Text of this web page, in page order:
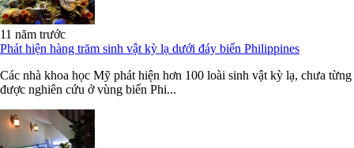
11 năm trước
Phát hiện hàng trăm sinh vật kỳ lạ dưới đáy biển Philippines
Các nhà khoa học Mỹ phát hiện hơn 100 loài sinh vật kỳ lạ, chưa từng
được nghiên cứu ở vùng biển Phi...